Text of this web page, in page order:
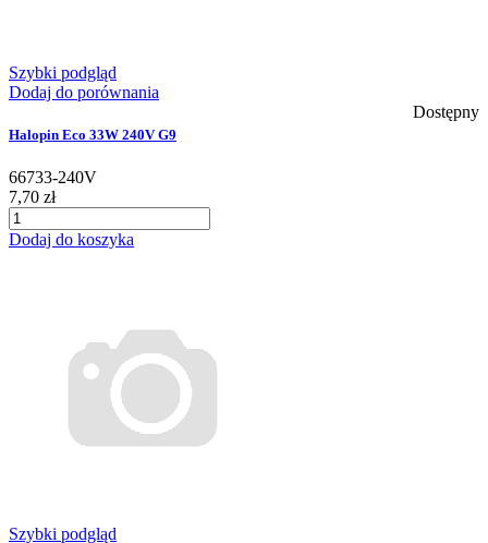
Szybki podgląd
Dodaj do porównania
Dostępny
Halopin Eco 33W 240V G9
66733-240V
7,70 zł
Dodaj do koszyka
Szybki podgląd